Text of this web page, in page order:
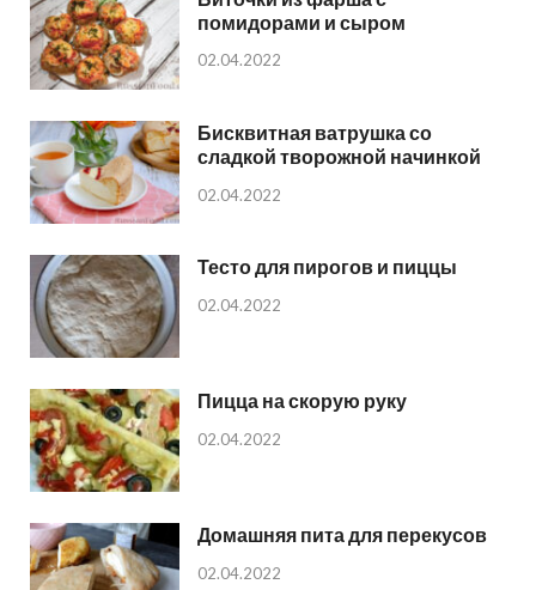
помидорами и сыром
02.04.2022
Бисквитная ватрушка со
сладкой творожной начинкой
02.04.2022
Тесто для пирогов и пиццы
02.04.2022
Пицца на скорую руку
02.04.2022
Домашняя пита для перекусов
02.04.2022